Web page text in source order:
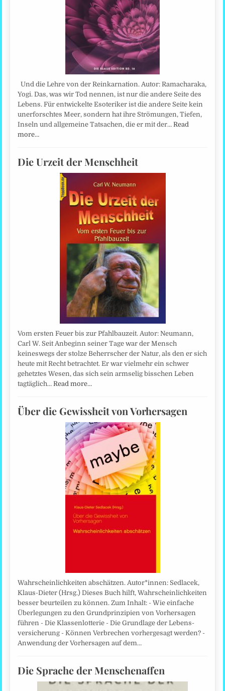
Und die Lehre von der Reinkarnation. Autor: Ramacharaka,
Yogi. Das, was wir Tod nennen, ist nur die andere Seite des
Lebens. Für entwickelte Esoteriker ist die andere Seite kein
unerforschtes Meer, sondern hat ihre Strömungen, Tiefen,
Inseln und allgemeine Tatsachen, die er mit der…Read
more…
Die Urzeit der Menschheit
Vom ersten Feuer bis zur Pfahlbauzeit. Autor: Neumann,
Carl W. Seit Anbeginn seiner Tage war der Mensch
keineswegs der stolze Beherrscher der Natur, als den er sich
heute mit Recht betrachtet. Er war vielmehr ein schwer
gehetztes Wesen, das sich sein armselig bisschen Leben
tagtäglich…Read more…
Über die Gewissheit von Vorhersagen
Wahrscheinlichkeiten abschätzen. Autor*innen: Sedlacek,
Klaus-Dieter (Hrsg.) Dieses Buch hilft, Wahrscheinlichkeiten
besser beurteilen zu können. Zum Inhalt: - Wie einfache
Überlegungen zu den Grundprinzipien von Vorhersagen
führen - Die Klassenlotterie - Die Grundlage der Lebens­
versicherung - Können Verbrechen vorhergesagt werden? -
Anwendung der Vorhersagen auf dem…
Die Sprache der Menschenaffen